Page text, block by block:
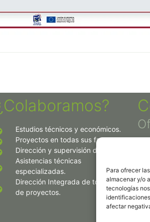
Para ofrecer
almacenar y/o
tecnologías
afectar
Estudios técnicos y económicos.
Proyectos en todas sus fases.
Dirección y supervisión de obras.
Asistencias técnicas
especializadas.
Dirección Integrada de todo tipo
de proyectos.